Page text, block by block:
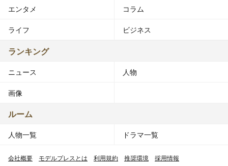
エンタメ コラム
ライフ ビジネス
ランキング
ニュース 人物
画像
ルーム
人物一覧 ドラマ一覧
会社概要 モデルプレスとは 利用規約 推奨環境 採用情報